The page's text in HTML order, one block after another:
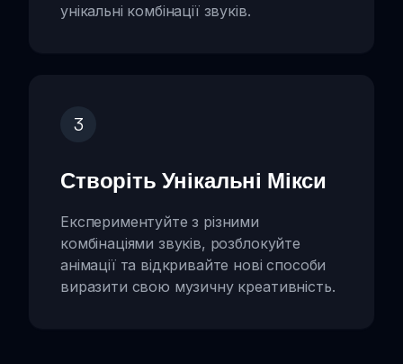
унікальні комбінації звуків.
3
Створіть Унікальні Мікси
Експериментуйте з різними
комбінаціями звуків, розблокуйте
анімації та відкривайте нові способи
виразити свою музичну креативність.